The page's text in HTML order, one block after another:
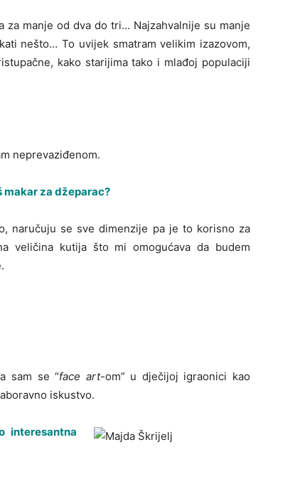
manje od dva do tri… Najzahvalnije su manje
nešto… To uvijek smatram velikim izazovom,
kako starijima tako i mlađoj populaciji
neprevaziđenom.
makar za džeparac?
naručuju se sve dimenzije pa je to korisno za
veličina kutija što mi omogućava da budem
sam se “face art-om” u dječijoj igraonici kao
iskustvo.
interesantna